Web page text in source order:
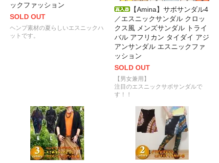
ックファッション
SOLD OUT
ヘンプ素材の夏らしいエスニックハ
ットです。
【Amina】サボサンダル4
／エスニックサンダル クロッ
クス風 メンズサンダル トライ
バル アフリカン タイダイ アジ
アンサンダル エスニックファ
ッション
SOLD OUT
【男女兼用】
注目のエスニックサボサンダルで
す！！